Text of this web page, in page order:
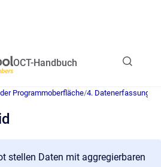
OCT-Handbuch
Programmoberfläche/4. Datenerfassung
stellen Daten mit aggregierbaren